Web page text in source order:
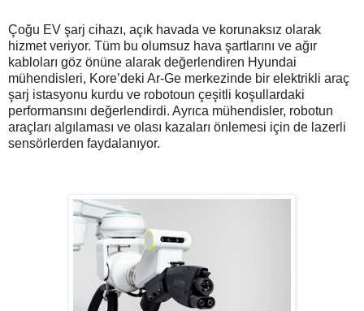
Çoğu EV şarj cihazı, açık havada ve korunaksız olarak
hizmet veriyor. Tüm bu olumsuz hava şartlarını ve ağır
kabloları göz önüne alarak değerlendiren Hyundai
mühendisleri, Kore’deki Ar-Ge merkezinde bir elektrikli araç
şarj istasyonu kurdu ve robotoun çeşitli koşullardaki
performansını değerlendirdi. Ayrıca mühendisler, robotun
araçları algılaması ve olası kazaları önlemesi için de lazerli
sensörlerden faydalanıyor.